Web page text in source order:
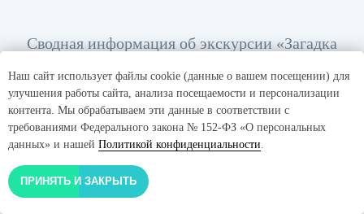
Наш сайт использует файлы cookie (данные о вашем посещении) для
улучшения работы сайта, анализа посещаемости и персонализации
контента. Мы обрабатываем эти данные в соответствии с
требованиями Федерального закона № 152-ФЗ «О персональных
данных» и нашей Политикой конфиденциальности.
ПРИНЯТЬ И ЗАКРЫТЬ
Сводная информация об экскурсии «Загадка
Июнь- Сентябрь
С Июня по Сентябрь - лучший период для